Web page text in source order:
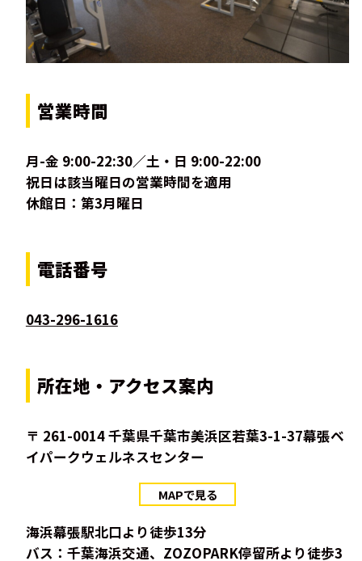
営業時間
月-金 9:00-22:30／土・日 9:00-22:00
祝日は該当曜日の営業時間を適用
休館日：第3月曜日
電話番号
043-296-1616
所在地・アクセス案内
〒 261-0014 千葉県千葉市美浜区若葉3-1-37幕張ベ
イパークウェルネスセンター
MAPで見る
海浜幕張駅北口より徒歩13分
バス：千葉海浜交通、ZOZOPARK停留所より徒歩3